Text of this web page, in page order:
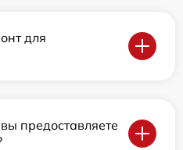
для
предоставляете